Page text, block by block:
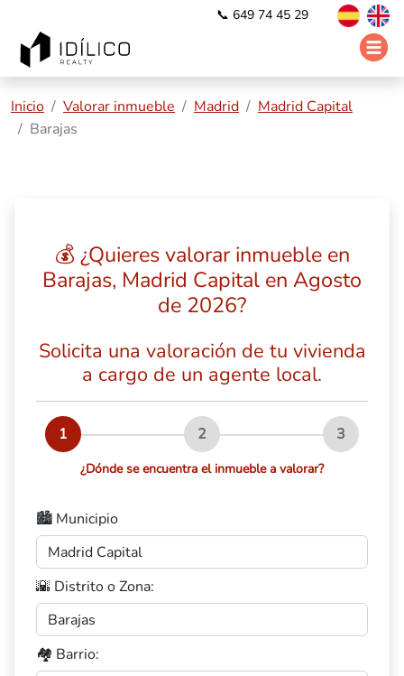
📞 649 74 45 29
Inicio Valorar inmueble Madrid
Madrid Capital
Barajas
💰 ¿Quieres valorar inmueble en
Barajas, Madrid Capital en Agosto
de 2026?
Solicita una valoración de tu vivienda
a cargo de un agente local.
1 2 3
¿Dónde se encuentra el inmueble a valorar?
🏙️ Municipio
🌇 Distrito o Zona:
🏘️ Barrio: